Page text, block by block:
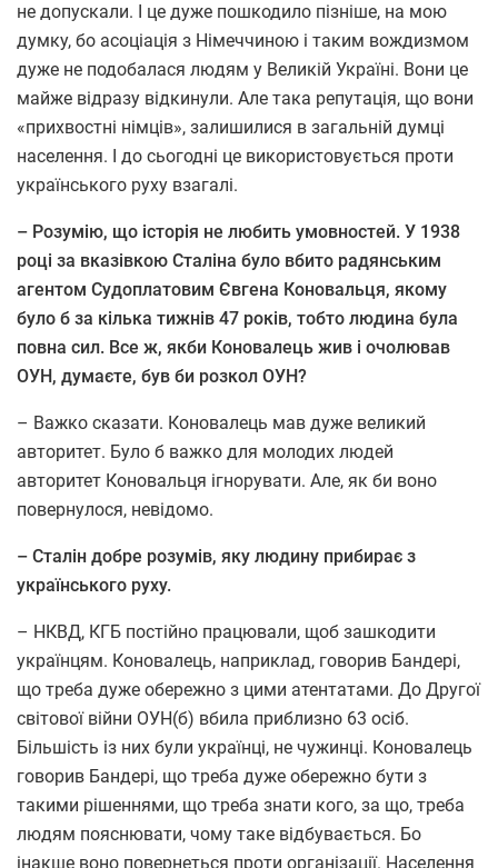
не допускали. І це дуже пошкодило пізніше, на мою
думку, бо асоціація з Німеччиною і таким вождизмом
дуже не подобалася людям у Великій Україні. Вони це
майже відразу відкинули. Але така репутація, що вони
«прихвостні німців», залишилися в загальній думці
населення. І до сьогодні це використовується проти
українського руху взагалі.
– Розумію, що історія не любить умовностей. У 1938
році за вказівкою Сталіна було вбито радянським
агентом Судоплатовим Євгена Коновальця, якому
було б за кілька тижнів 47 років, тобто людина була
повна сил. Все ж, якби Коновалець жив і очолював
ОУН, думаєте, був би розкол ОУН?
– Важко сказати. Коновалець мав дуже великий
авторитет. Було б важко для молодих людей
авторитет Коновальця ігнорувати. Але, як би воно
повернулося, невідомо.
– Сталін добре розумів, яку людину прибирає з
українського руху.
– НКВД, КГБ постійно працювали, щоб зашкодити
українцям. Коновалець, наприклад, говорив Бандері,
що треба дуже обережно з цими атентатами. До Другої
світової війни ОУН(б) вбила приблизно 63 осіб.
Більшість із них були українці, не чужинці. Коновалець
говорив Бандері, що треба дуже обережно бути з
такими рішеннями, що треба знати кого, за що, треба
людям пояснювати, чому таке відбувається. Бо
інакше воно повернеться проти організації. Населення